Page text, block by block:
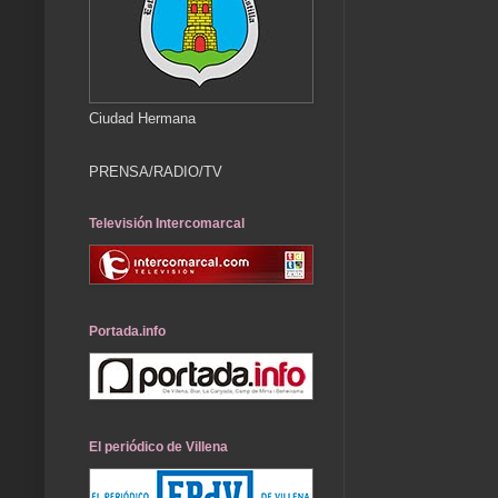
Ciudad Hermana
PRENSA/RADIO/TV
Televisión Intercomarcal
Portada.info
El periódico de Villena